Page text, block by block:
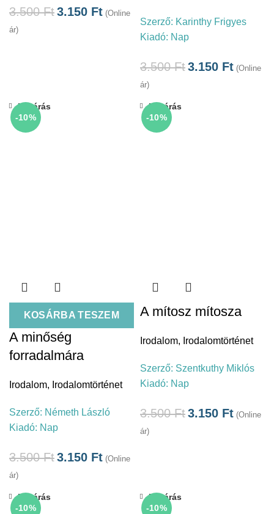
3.500Ft3.150 Ft (Online
ár)
Szerző: Karinthy Frigyes
Kiadó: Nap
3.500Ft3.150 Ft (Online
ár)
-10%
KOSÁRBA TESZEM
Bezárás
A minőség
forradalmára
Irodalom, Irodalomtörténet
Szerző: Németh László
Kiadó: Nap
3.500Ft3.150 Ft (Online
ár)
-10%
Bezárás
A mítosz mítosza
Irodalom, Irodalomtörténet
Szerző: Szentkuthy Miklós
Kiadó: Nap
3.500Ft3.150 Ft (Online
ár)
-10%
Bezárás
-10%
Bezárás